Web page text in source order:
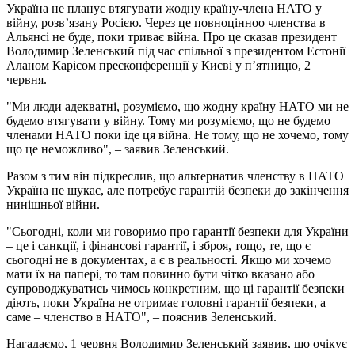
Україна не планує втягувати жодну країну-члена НАТО у
війну, розв’язану Росією. Через це повноцінноо членства в
Альянсі не буде, поки триває війна. Про це сказав президент
Володимир Зеленський під час спільної з президентом Естонії
Аланом Карісом пресконференції у Києві у п’ятницю, 2
червня.
"Ми люди адекватні, розуміємо, що жодну країну НАТО ми не
будемо втягувати у війну. Тому ми розуміємо, що не будемо
членами НАТО поки іде ця війна. Не тому, що не хочемо, тому
що це неможливо", – заявив Зеленський.
Разом з тим він підкреслив, що альтернатив членству в НАТО
Україна не шукає, але потребує гарантій безпеки до закінчення
нинішньої війни.
"Сьогодні, коли ми говоримо про гарантії безпеки для України
– це і санкції, і фінансові гарантії, і зброя, тощо, те, що є
сьогодні не в документах, а є в реальності. Якщо ми хочемо
мати їх на папері, то там повинно бути чітко вказано або
супроводжуватись чимось конкретним, що ці гарантії безпеки
діють, поки Україна не отримає головні гарантії безпеки, а
саме – членство в НАТО", – пояснив Зеленський.
Нагадаємо, 1 червня Володимир Зеленський заявив, що очікує